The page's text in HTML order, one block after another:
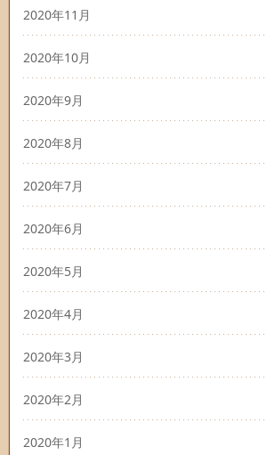
2020年11月
2020年10月
2020年9月
2020年8月
2020年7月
2020年6月
2020年5月
2020年4月
2020年3月
2020年2月
2020年1月